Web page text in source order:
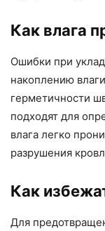
Как влага
Ошибки при
накоплению
герметичности
подходят для
влага легко
разрушения
Как
Для